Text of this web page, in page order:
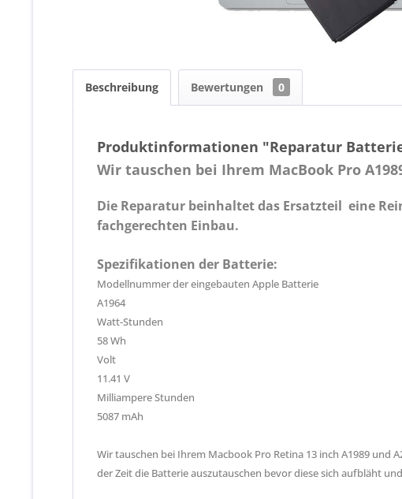
Beschreibung Bewertungen 0
Produktinformationen "Reparatur Batterie
Wir tauschen bei Ihrem MacBook Pro
Die Reparatur beinhaltet das Ersatzteil eine
fachgerechten Einbau.
Spezifikationen der Batterie:
Modellnummer der eingebauten Apple Batterie
A1964
Watt-Stunden
58 Wh
Volt
11.41 V
Milliampere Stunden
5087 mAh
Wir tauschen bei Ihrem Macbook Pro Retina 13 inch A1989 und
der Zeit die Batterie auszutauschen bevor diese sich aufbläht